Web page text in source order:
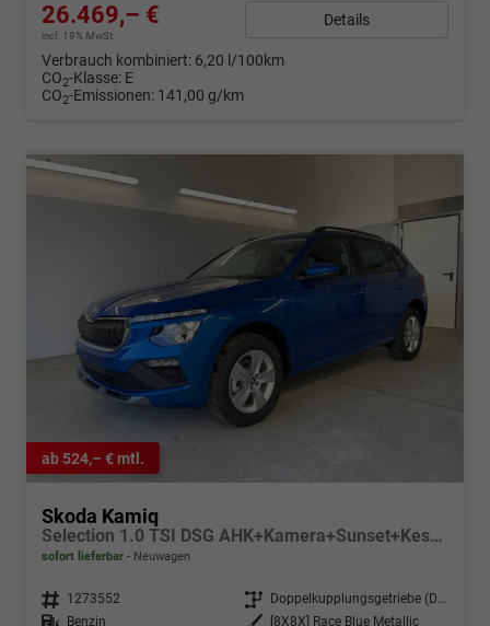
26.469,– €
incl. 19% MwSt.
Details
Verbrauch kombiniert: 6,20 l/100km
CO2-Klasse: E
CO2-Emissionen: 141,00 g/km
ab 524,– € mtl.
Skoda Kamiq
Selection 1.0 TSI DSG AHK+Kamera+Sunset+Kessy+AppConnect+Sitzheiz+Alu16+GV5
sofort lieferbar Neuwagen
Fahrzeugnr. 1273552 Getriebe
Doppelkupplungsgetriebe (DSG)
Kraftstoff
Benzin Außenfarbe [8X8X] Race Blue Metallic